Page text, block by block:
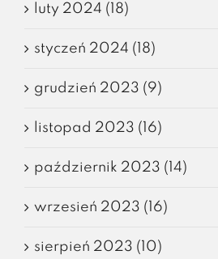
luty 2024 (18)
styczeń 2024 (18)
grudzień 2023 (9)
listopad 2023 (16)
październik 2023 (14)
wrzesień 2023 (16)
sierpień 2023 (10)